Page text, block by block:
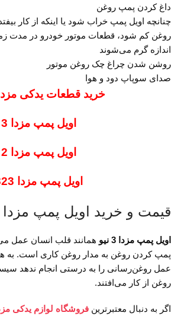
داغ کردن پمپ روغن
چنانچه اویل پمپ خراب شود یا اینکه از کار
روغن کم شود، قطعات موتور خودرو در مدت
اندازه گرم می‌شوند
روشن شدن چراغ چک روغن موتور
صدای سوپاپ دود و هوا
خرید قطعات یدکی مزدا 3 نیو
اویل پمپ مزدا 3
اویل پمپ مزدا 2
اویل پمپ مزدا 323
قیمت و خرید اویل پمپ مزدا 3 نیو
اویل پمپ مزدا 3 نیو
همانند قلب انسان عمل
پمپ کردن روغن به مدار روغن کاری است. به
عمل روغن‌رسانی را به درستی انجام ندهد
روغن از کار می‌‌افتند.
اگر به دنبال معتبرترین فروشگاه لوازم یدکی